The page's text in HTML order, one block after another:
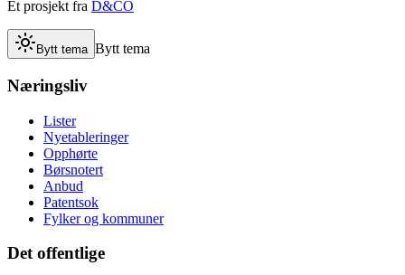
Et prosjekt fra D&CO
Bytt tema Bytt tema
Næringsliv
Lister
Nyetableringer
Opphørte
Børsnotert
Anbud
Patentsok
Fylker og kommuner
Det offentlige